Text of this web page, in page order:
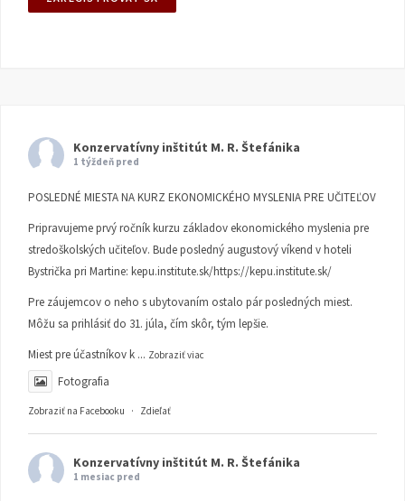
Konzervatívny inštitút M. R. Štefánika
1 týždeň pred
POSLEDNÉ MIESTA NA KURZ EKONOMICKÉHO MYSLENIA PRE UČITEĽOV
Pripravujeme prvý ročník kurzu základov ekonomického myslenia pre
stredoškolských učiteľov. Bude posledný augustový víkend v hoteli
Bystrička pri Martine: kepu.institute.sk/https://kepu.institute.sk/
Pre záujemcov o neho s ubytovaním ostalo pár posledných miest.
Môžu sa prihlásiť do 31. júla, čím skôr, tým lepšie.
Miest pre účastníkov k ... Zobraziť viac
Fotografia
Zobraziť na Facebooku · Zdieľať
Konzervatívny inštitút M. R. Štefánika
1 mesiac pred